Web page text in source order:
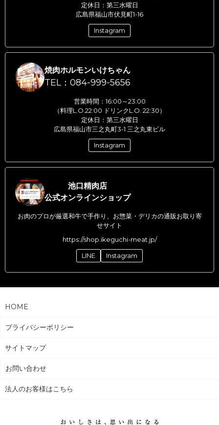
定休日：第三水曜日
広島県福山市伏見町1-16
Instagram
焼肉ホルモンいけちゃん
TEL：084-999-5656
営業時間：16:00～23:00
（料理L.O.22:00 ドリンクL.O. 22:30）
定休日：第三水曜日
広島県福山市三之丸町3-1 三之丸東ビル
Instagram
池口精肉店
公式オンラインショップ
お肉のプロが厳選和牛で手作り、お惣菜・デリカの通販お取り寄
せサイト
https://shop.ikeguchi-meat.jp/
LINE Instagram
HOME
プライバシーポリシー
サイトマップ
お問い合わせ
法人のお客様はこちら